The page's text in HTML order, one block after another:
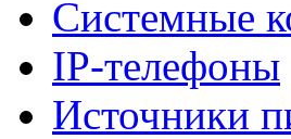
Системные
IP-телефоны
Источники